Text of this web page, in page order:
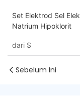
Set Elektrod Sel
Natrium Hipoklorit
dari $
Sebelum Ini